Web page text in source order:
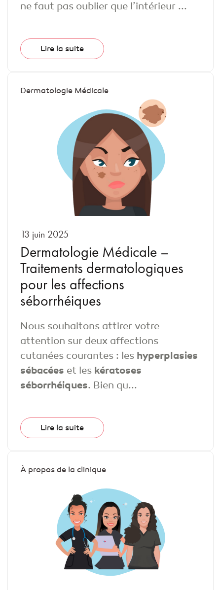
ne faut pas oublier que l’intérieur ...
Lire la suite
Dermatologie Médicale
13 juin 2025
Dermatologie Médicale –
Traitements dermatologiques
pour les affections
séborrhéiques
Nous souhaitons attirer votre
attention sur deux affections
cutanées courantes : les hyperplasies
sébacées et les kératoses
séborrhéiques. Bien qu...
Lire la suite
À propos de la clinique